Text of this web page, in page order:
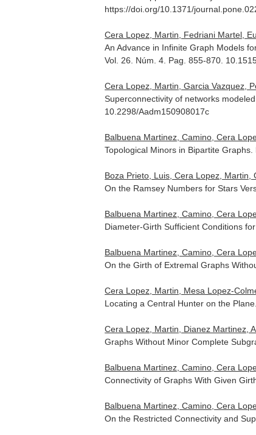
https://doi.org/10.1371/
Cera Lopez, Martin, Fedriani Martel,
An Advance in Infinite Graph Models
Vol. 26. Núm. 4. Pag. 855-870.
Cera Lopez, Martin, Garcia Vazquez,
Superconnectivity of networks
10.2298/Aadm150908017c
Balbuena Martinez, Camino, Cera
Topological Minors in Bipartite Graphs.
Boza Prieto, Luis, Cera Lopez,
On the Ramsey Numbers for Stars
Balbuena Martinez, Camino, Cera
Diameter-Girth Sufficient Conditions
Balbuena Martinez, Camino, Cera
On the Girth of Extremal Graphs
Cera Lopez, Martin, Mesa Lopez-
Locating a Central Hunter on the Plane.
Cera Lopez, Martin, Dianez Martinez,
Graphs Without Minor Complete
Balbuena Martinez, Camino, Cera
Connectivity of Graphs With Given
Balbuena Martinez, Camino, Cera
On the Restricted Connectivity and